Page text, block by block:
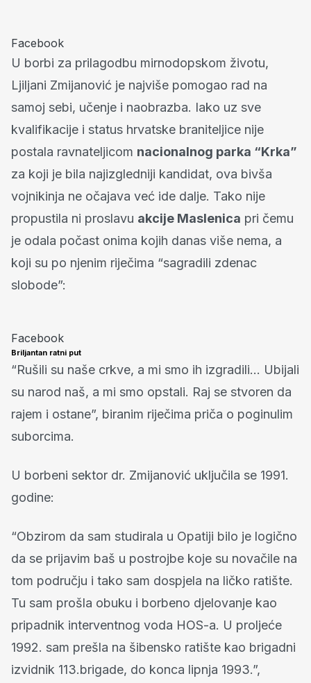
Facebook
U borbi za prilagodbu mirnodopskom životu,
Ljiljani Zmijanović je najviše pomogao rad na
samoj sebi, učenje i naobrazba. Iako uz sve
kvalifikacije i status hrvatske braniteljice nije
postala ravnateljicom nacionalnog parka “Krka”
za koji je bila najizgledniji kandidat, ova bivša
vojnikinja ne očajava već ide dalje. Tako nije
propustila ni proslavu akcije Maslenica pri čemu
je odala počast onima kojih danas više nema, a
koji su po njenim riječima “sagradili zdenac
slobode”:
Facebook
Briljantan ratni put
“Rušili su naše crkve, a mi smo ih izgradili… Ubijali
su narod naš, a mi smo opstali. Raj se stvoren da
rajem i ostane”, biranim riječima priča o poginulim
suborcima.
U borbeni sektor dr. Zmijanović uključila se 1991.
godine:
“Obzirom da sam studirala u Opatiji bilo je logično
da se prijavim baš u postrojbe koje su novačile na
tom području i tako sam dospjela na ličko ratište.
Tu sam prošla obuku i borbeno djelovanje kao
pripadnik interventnog voda HOS-a. U proljeće
1992. sam prešla na šibensko ratište kao brigadni
izvidnik 113.brigade, do konca lipnja 1993.”,